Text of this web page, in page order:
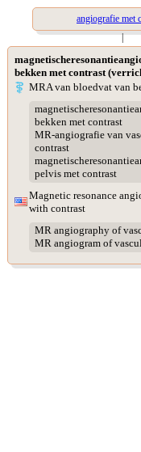
angiografie met
|
bekken met contrast
MRA van bloedvat van
bekken met contrast
MR-angiografie van
contrast
pelvis met contrast
Magnetic resonance
with contrast
MR angiography of
MR angiogram of